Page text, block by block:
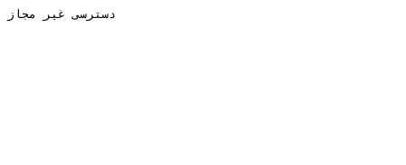
دسترسی غیر مجاز